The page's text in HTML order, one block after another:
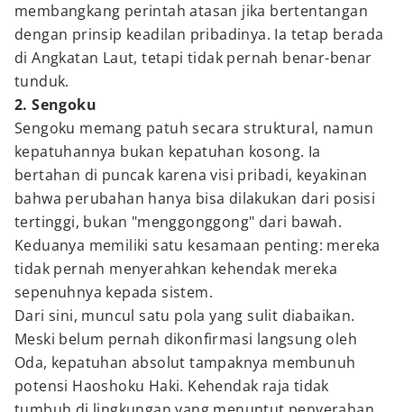
membangkang perintah atasan jika bertentangan
dengan prinsip keadilan pribadinya. Ia tetap berada
di Angkatan Laut, tetapi tidak pernah benar-benar
tunduk.
2. Sengoku
Sengoku memang patuh secara struktural, namun
kepatuhannya bukan kepatuhan kosong. Ia
bertahan di puncak karena visi pribadi, keyakinan
bahwa perubahan hanya bisa dilakukan dari posisi
tertinggi, bukan "menggonggong" dari bawah.
Keduanya memiliki satu kesamaan penting: mereka
tidak pernah menyerahkan kehendak mereka
sepenuhnya kepada sistem.
Dari sini, muncul satu pola yang sulit diabaikan.
Meski belum pernah dikonfirmasi langsung oleh
Oda, kepatuhan absolut tampaknya membunuh
potensi Haoshoku Haki. Kehendak raja tidak